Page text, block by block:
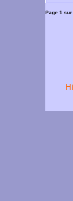
Page 1 sur